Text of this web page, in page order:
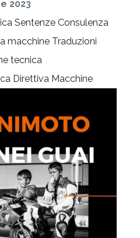
2023
Sentenze Consulenza
macchine Traduzioni
tecnica
Direttiva Macchine